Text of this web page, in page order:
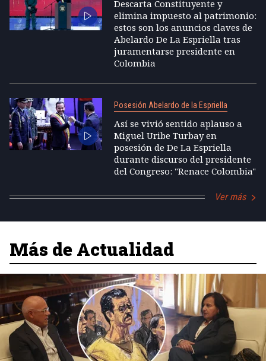
Descarta Constituyente y
elimina impuesto al patrimonio:
estos son los anuncios claves de
Abelardo De La Espriella tras
juramentarse presidente en
Colombia
Posesión Abelardo de la Espriella
Así se vivió sentido aplauso a
Miguel Uribe Turbay en
posesión de De La Espriella
durante discurso del presidente
del Congreso: "Renace Colombia"
Ver más
Más de Actualidad